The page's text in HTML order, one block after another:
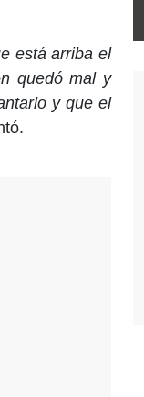
está arriba el
quedó mal y
y que el